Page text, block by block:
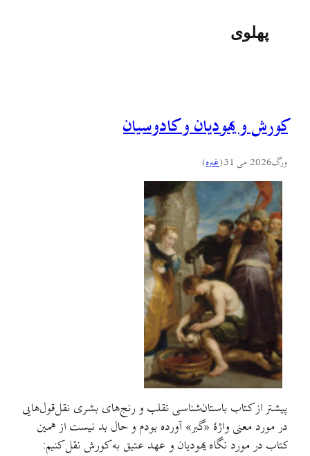
پهلوی
کورش و یهودیان و کادوسیان
ورگ2026 می 31 (غىره)
پیشتر از کتاب باستان‌شناسی تقلب و رنج‌های بشری نقل‌قول‌هایی
در مورد معنی واژهٔ «گبر»‌ آورده بودم و حال بد نیست از همین
کتاب در مورد نگاه یهودیان و عهد عتیق به کورش نقل کنیم: